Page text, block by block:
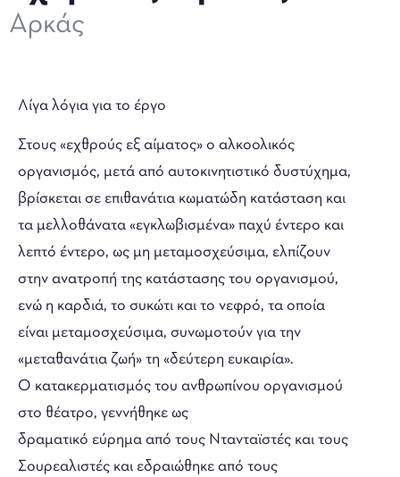
Αρκάς
Λίγα λόγια για το έργο
Στους «εχθρούς εξ αίματος» ο αλκοολικός
οργανισμός, μετά από αυτοκινητιστικό δυστύχημα,
βρίσκεται σε επιθανάτια κωματώδη κατάσταση και
τα μελλοθάνατα «εγκλωβισμένα» παχύ έντερο και
λεπτό έντερο, ως μη μεταμοσχεύσιμα, ελπίζουν
στην ανατροπή της κατάστασης του οργανισμού,
ενώ η καρδιά, το συκώτι και το νεφρό, τα οποία
είναι μεταμοσχεύσιμα, συνωμοτούν για την
«μεταθανάτια ζωή» τη «δεύτερη ευκαιρία».
Ο κατακερματισμός του ανθρωπίνου οργανισμού
στο θέατρο, γεννήθηκε ως
δραματικό εύρημα από τους Ντανταϊστές και τους
Σουρεαλιστές και εδραιώθηκε από τους